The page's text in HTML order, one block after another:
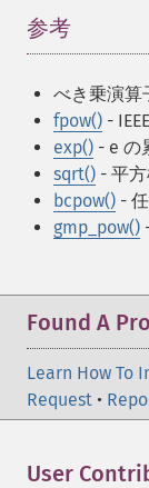
参考
べき乗演算
fpow() -
exp() - e の
sqrt() - 平
bcpow() -
gmp_pow()
Found A
Learn How To
Request •
User